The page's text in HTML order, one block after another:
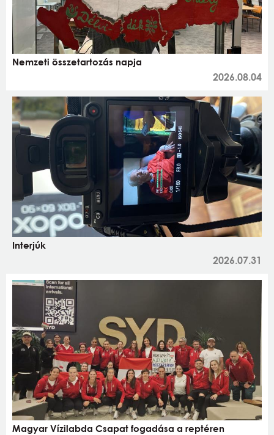
Nemzeti összetartozás napja
2026.08.04
Interjúk
2026.07.31
Magyar Vízilabda Csapat fogadása a reptéren